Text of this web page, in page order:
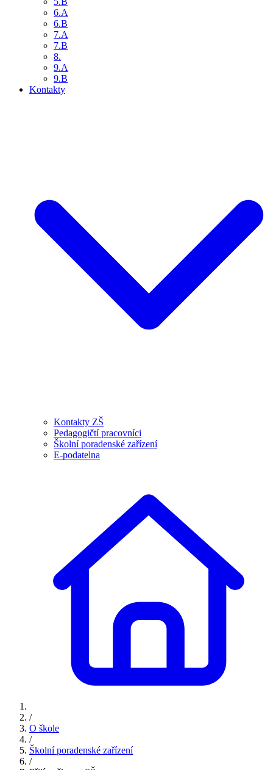
6.A
6.B
7.A
7.B
8.
9.A
9.B
Kontakty
Kontakty ZŠ
Pedagogičtí pracovníci
Školní poradenské zařízení
E-podatelna
/
O škole
/
Školní poradenské zařízení
/